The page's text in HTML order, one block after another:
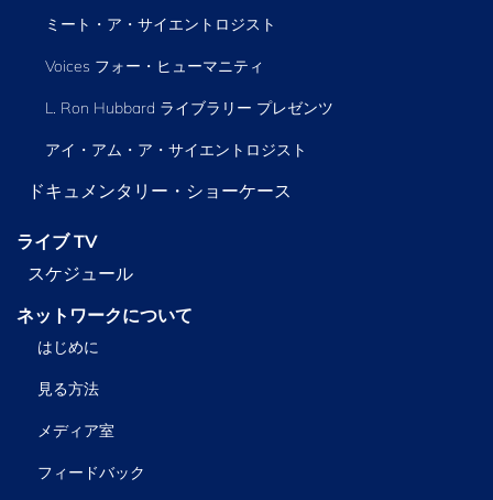
ミート・ア・サイエントロジスト
Voices フォー・ヒューマニティ
L. Ron Hubbard ライブラリー プレゼンツ
アイ・アム・ア・サイエントロジスト
ドキュメンタリー・ショーケース
ライブ TV
スケジュール
ネットワークについて
はじめに
見る方法
メディア室
フィードバック